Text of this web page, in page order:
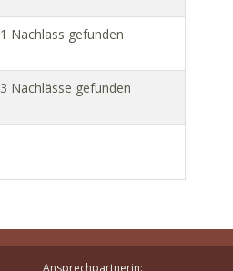
1 Nachlass gefunden
3 Nachlässe gefunden
Ansprechpartnerin: